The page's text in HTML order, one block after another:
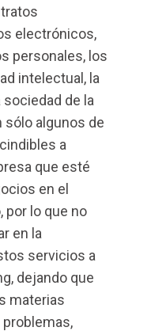
electrónicos,
personales, los
intelectual, la
sociedad de la
algunos de
a
que esté
en el
por lo que no
en la
servicios a
dejando que
materias